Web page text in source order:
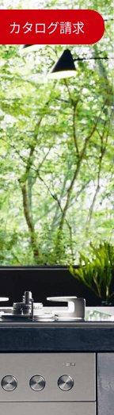
カタログ請求